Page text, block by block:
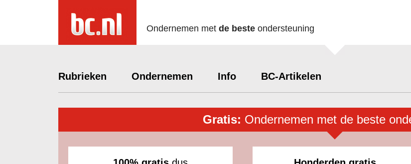
Ondernemen met de beste ondersteuning
Rubrieken Ondernemen Info BC-Artikelen
Gratis: Ondernemen met de beste